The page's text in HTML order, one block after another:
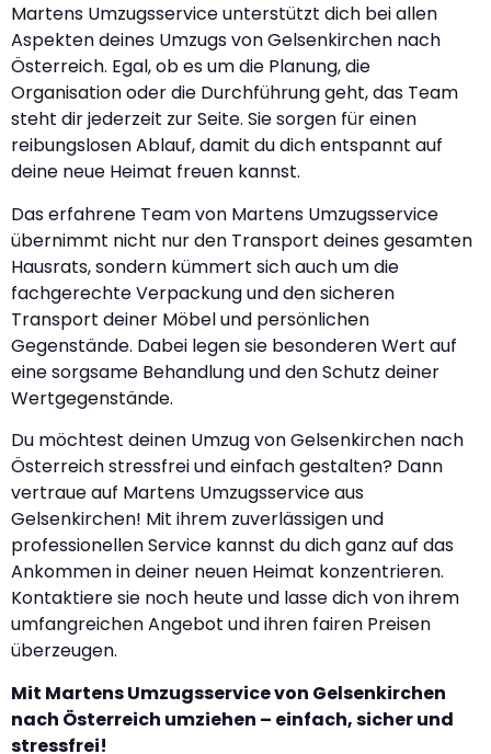
Martens Umzugsservice unterstützt dich bei allen
Aspekten deines Umzugs von Gelsenkirchen nach
Österreich. Egal, ob es um die Planung, die
Organisation oder die Durchführung geht, das Team
steht dir jederzeit zur Seite. Sie sorgen für einen
reibungslosen Ablauf, damit du dich entspannt auf
deine neue Heimat freuen kannst.
Das erfahrene Team von Martens Umzugsservice
übernimmt nicht nur den Transport deines gesamten
Hausrats, sondern kümmert sich auch um die
fachgerechte Verpackung und den sicheren
Transport deiner Möbel und persönlichen
Gegenstände. Dabei legen sie besonderen Wert auf
eine sorgsame Behandlung und den Schutz deiner
Wertgegenstände.
Du möchtest deinen Umzug von Gelsenkirchen nach
Österreich stressfrei und einfach gestalten? Dann
vertraue auf Martens Umzugsservice aus
Gelsenkirchen! Mit ihrem zuverlässigen und
professionellen Service kannst du dich ganz auf das
Ankommen in deiner neuen Heimat konzentrieren.
Kontaktiere sie noch heute und lasse dich von ihrem
umfangreichen Angebot und ihren fairen Preisen
überzeugen.
Mit Martens Umzugsservice von Gelsenkirchen
nach Österreich umziehen – einfach, sicher und
stressfrei!